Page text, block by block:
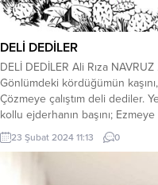
DELİ DEDİLER
DELİ DEDİLER Ali Rıza NAVRUZ
Gönlümdeki kördüğümün kaşını,
Çözmeye çalıştım deli dediler.
kollu ejderhanın başını; Ezmeye
çalıştım deli dediler. Düştüm yola
yitirince gerimi. Derde saldım
23 Şubat 2024 11:13 0